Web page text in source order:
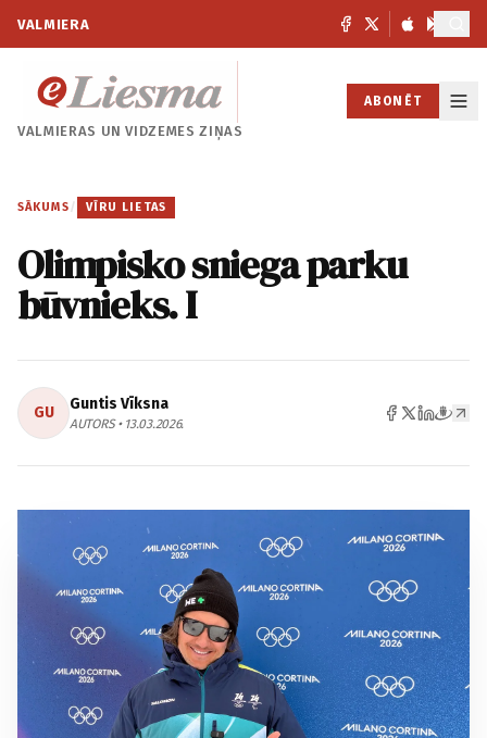
VALMIERA
VALMIERAS UNVIDZEMES ZIŅAS
ABONĒT
SĀKUMS / VĪRU LIETAS
Olimpisko sniega parku
būvnieks. I
GU Guntis Vīksna
AUTORS • 13.03.2026.